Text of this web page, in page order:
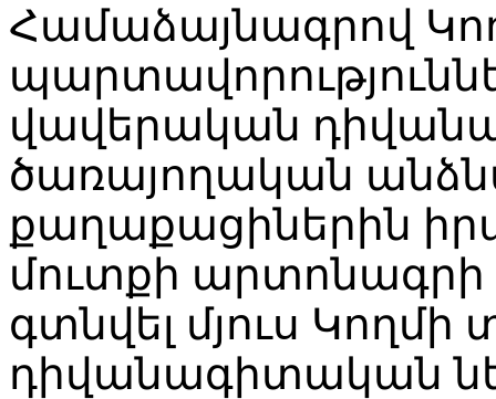
Համաձայնագրով
վավերական
ծառայողական
քաղաքացիներին
մուտքի արտոնագրի
գտնվել մյուս
դիվանագիտական